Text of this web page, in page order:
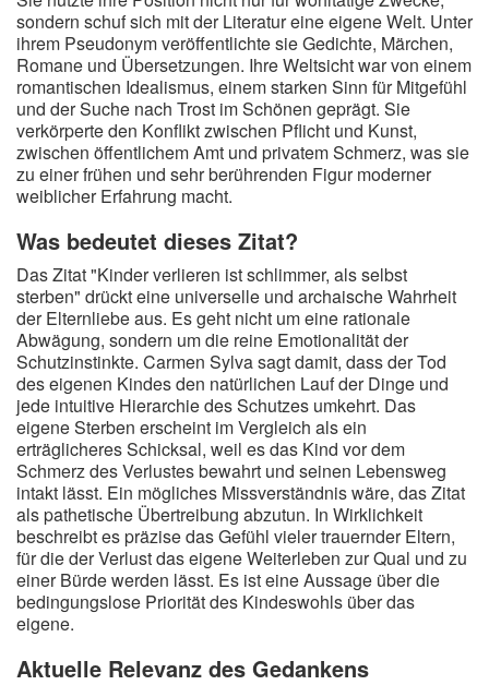
sondern schuf sich mit der Literatur eine eigene Welt. Unter
ihrem Pseudonym veröffentlichte sie Gedichte, Märchen,
Romane und Übersetzungen. Ihre Weltsicht war von einem
romantischen Idealismus, einem starken Sinn für Mitgefühl
und der Suche nach Trost im Schönen geprägt. Sie
verkörperte den Konflikt zwischen Pflicht und Kunst,
zwischen öffentlichem Amt und privatem Schmerz, was sie
zu einer frühen und sehr berührenden Figur moderner
weiblicher Erfahrung macht.
Was bedeutet dieses Zitat?
Das Zitat "Kinder verlieren ist schlimmer, als selbst
sterben" drückt eine universelle und archaische Wahrheit
der Elternliebe aus. Es geht nicht um eine rationale
Abwägung, sondern um die reine Emotionalität der
Schutzinstinkte. Carmen Sylva sagt damit, dass der Tod
des eigenen Kindes den natürlichen Lauf der Dinge und
jede intuitive Hierarchie des Schutzes umkehrt. Das
eigene Sterben erscheint im Vergleich als ein
erträglicheres Schicksal, weil es das Kind vor dem
Schmerz des Verlustes bewahrt und seinen Lebensweg
intakt lässt. Ein mögliches Missverständnis wäre, das Zitat
als pathetische Übertreibung abzutun. In Wirklichkeit
beschreibt es präzise das Gefühl vieler trauernder Eltern,
für die der Verlust das eigene Weiterleben zur Qual und zu
einer Bürde werden lässt. Es ist eine Aussage über die
bedingungslose Priorität des Kindeswohls über das
eigene.
Aktuelle Relevanz des Gedankens